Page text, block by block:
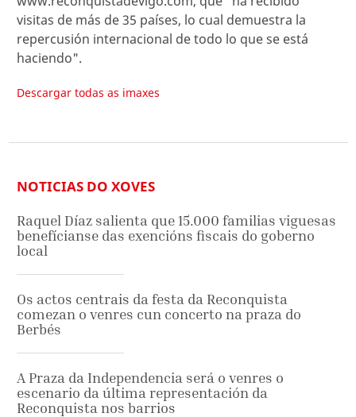
visitas de más de 35 países, lo cual demuestra la
repercusión internacional de todo lo que se está
haciendo".
Descargar todas as imaxes
NOTICIAS DO XOVES
Raquel Díaz salienta que 15.000 familias viguesas
benefícianse das exencións fiscais do goberno
local
Os actos centrais da festa da Reconquista
comezan o venres cun concerto na praza do
Berbés
A Praza da Independencia será o venres o
escenario da última representación da
Reconquista nos barrios